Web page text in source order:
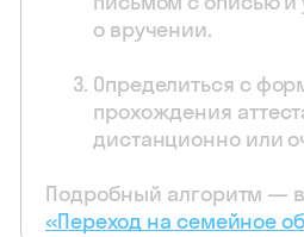
о вручении.
Определиться с
прохождения
дистанционно или
Подробный алгоритм —
«Переход на семейное